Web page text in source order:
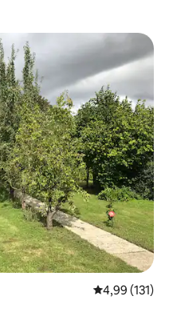
Gemiddelde
4,99 (131)